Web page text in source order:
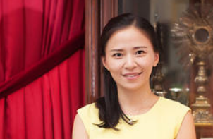
应届生求职》
届毕业生找准定位，发现自己的潜力和优势。